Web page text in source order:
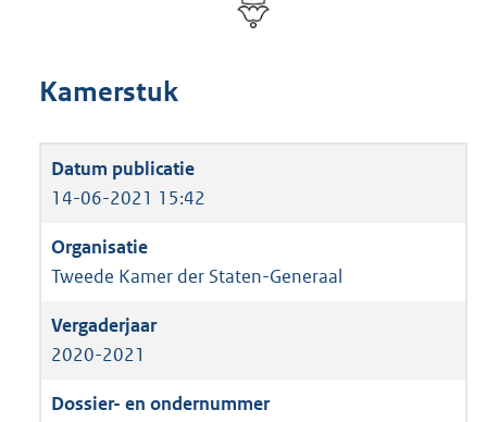
Kamerstuk
14-06-2021 15:42
Tweede Kamer der Staten-Generaal
2020-2021